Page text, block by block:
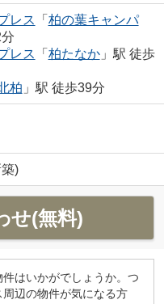
レス 「 柏の葉キャンパ
レス 「 柏たなか」駅 徒歩
柏 」駅 徒歩39分
)
せ(無料)
はいかがでしょうか。つ
辺の物件が気になる方